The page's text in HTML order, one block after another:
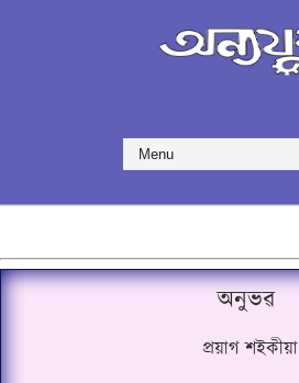
অনুভৱ
প্ৰয়াগ শইকীয়া